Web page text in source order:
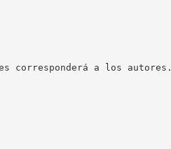
corresponderá a los autores.